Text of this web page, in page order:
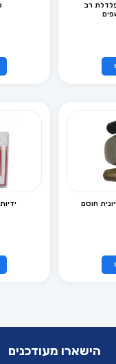
רב
חוסם
הישארו מעודכנים